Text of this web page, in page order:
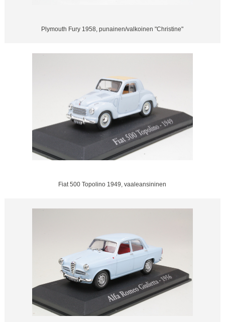
Plymouth Fury 1958, punainen/valkoinen "Christine"
Fiat 500 Topolino 1949, vaaleansininen